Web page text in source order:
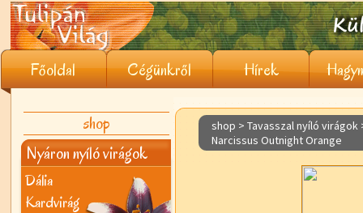
Főoldal Cégünkről Hírek
shop
Nyáron nyíló virágok
Dália
Kardvirág
shop > Tavasszal nyíló virágok
Narcissus Outnight Orange